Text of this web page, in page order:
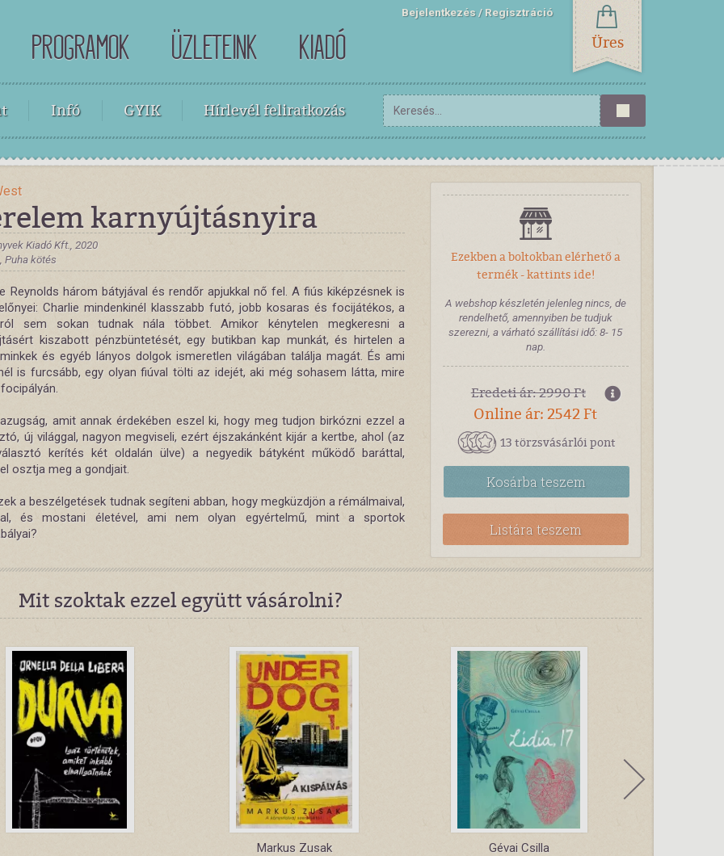
PROGRAMOK ÜZLETEINK KIADÓ
Bejelentkezés Regisztráció
Üres
Infó GYIK Hírlevél feliratkozás
karnyújtásnyira
Kiadó Kft., 2020
Puha kötés
Reynolds három bátyjával és rendőr apjukkal nő fel. A fiús kiképzésnek is
Charlie mindenkinél klasszabb futó, jobb kosaras és focijátékos, a
sem sokan tudnak nála többet. Amikor kénytelen megkeresni a
kiszabott pénzbüntetését, egy butikban kap munkát, és hirtelen a
és egyéb lányos dolgok ismeretlen világában találja magát. És ami
is furcsább, egy olyan fiúval tölti az idejét, aki még sohasem látta, mire
amit annak érdekében eszel ki, hogy meg tudjon birkózni ezzel a
új világgal, nagyon megviseli, ezért éjszakánként kijár a kertbe, ahol (az
kerítés két oldalán ülve) a negyedik bátyként működő baráttal,
osztja meg a gondjait.
a beszélgetések tudnak segíteni abban, hogy megküzdjön a rémálmaival,
és mostani életével, ami nem olyan egyértelmű, mint a sportok
Ezekben a boltokban elérhető a
termék - kattints ide!
A webshop készletén jelenleg nincs, de
rendelhető, amennyiben be tudjuk
szerezni, a várható szállítási idő: 8- 15
nap.
Eredeti ár: 2990 Ft
Online ár: 2542 Ft
13 törzsvásárlói pont
Kosárbateszem
Listára teszem
Mit szoktak ezzel együtt vásárolni?
Markus Zusak Gévai Csilla